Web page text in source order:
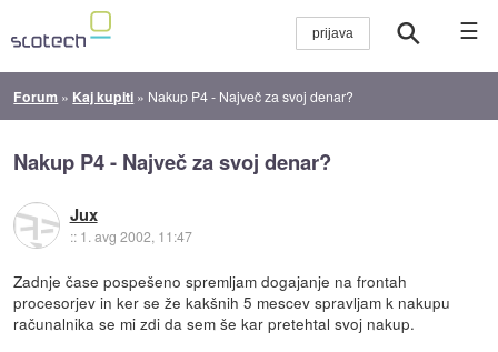
☰
Forum » Kaj kupiti » Nakup P4 - Največ za svoj denar?
Nakup P4 - Največ za svoj denar?
Jux
:: 1. avg 2002, 11:47
Zadnje čase pospešeno spremljam dogajanje na frontah
procesorjev in ker se že kakšnih 5 mescev spravljam k nakupu
računalnika se mi zdi da sem še kar pretehtal svoj nakup.